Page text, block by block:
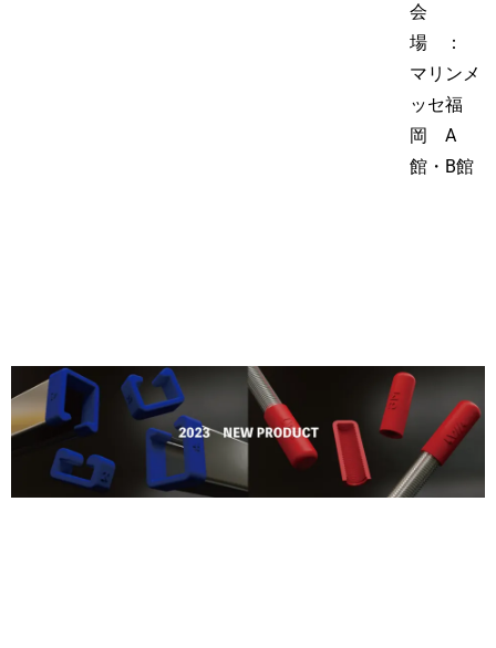
会
場 ：
マリンメ
ッセ福
岡 A
館・B館